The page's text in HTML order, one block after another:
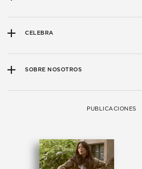
CELEBRA
SOBRE NOSOTROS
PUBLICACIONES